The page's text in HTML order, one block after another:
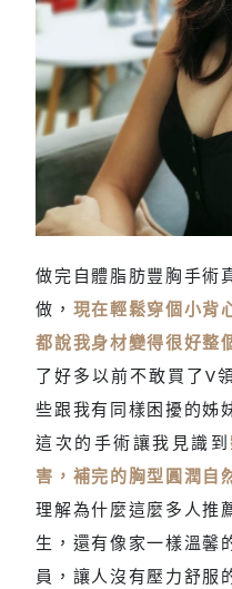
胸部渾圓
做完自體脂肪豐胸手術
做， 現在輕鬆穿個小背
都說我身材變得很好整
了好多以前不敢買了V
些跟我有同樣困擾的姊
這次的手術讓我見識到
害，補完的胸型圓潤自
理解為什麼這麼多人推
生，還有像家一樣溫馨
員，讓人沒有壓力舒服